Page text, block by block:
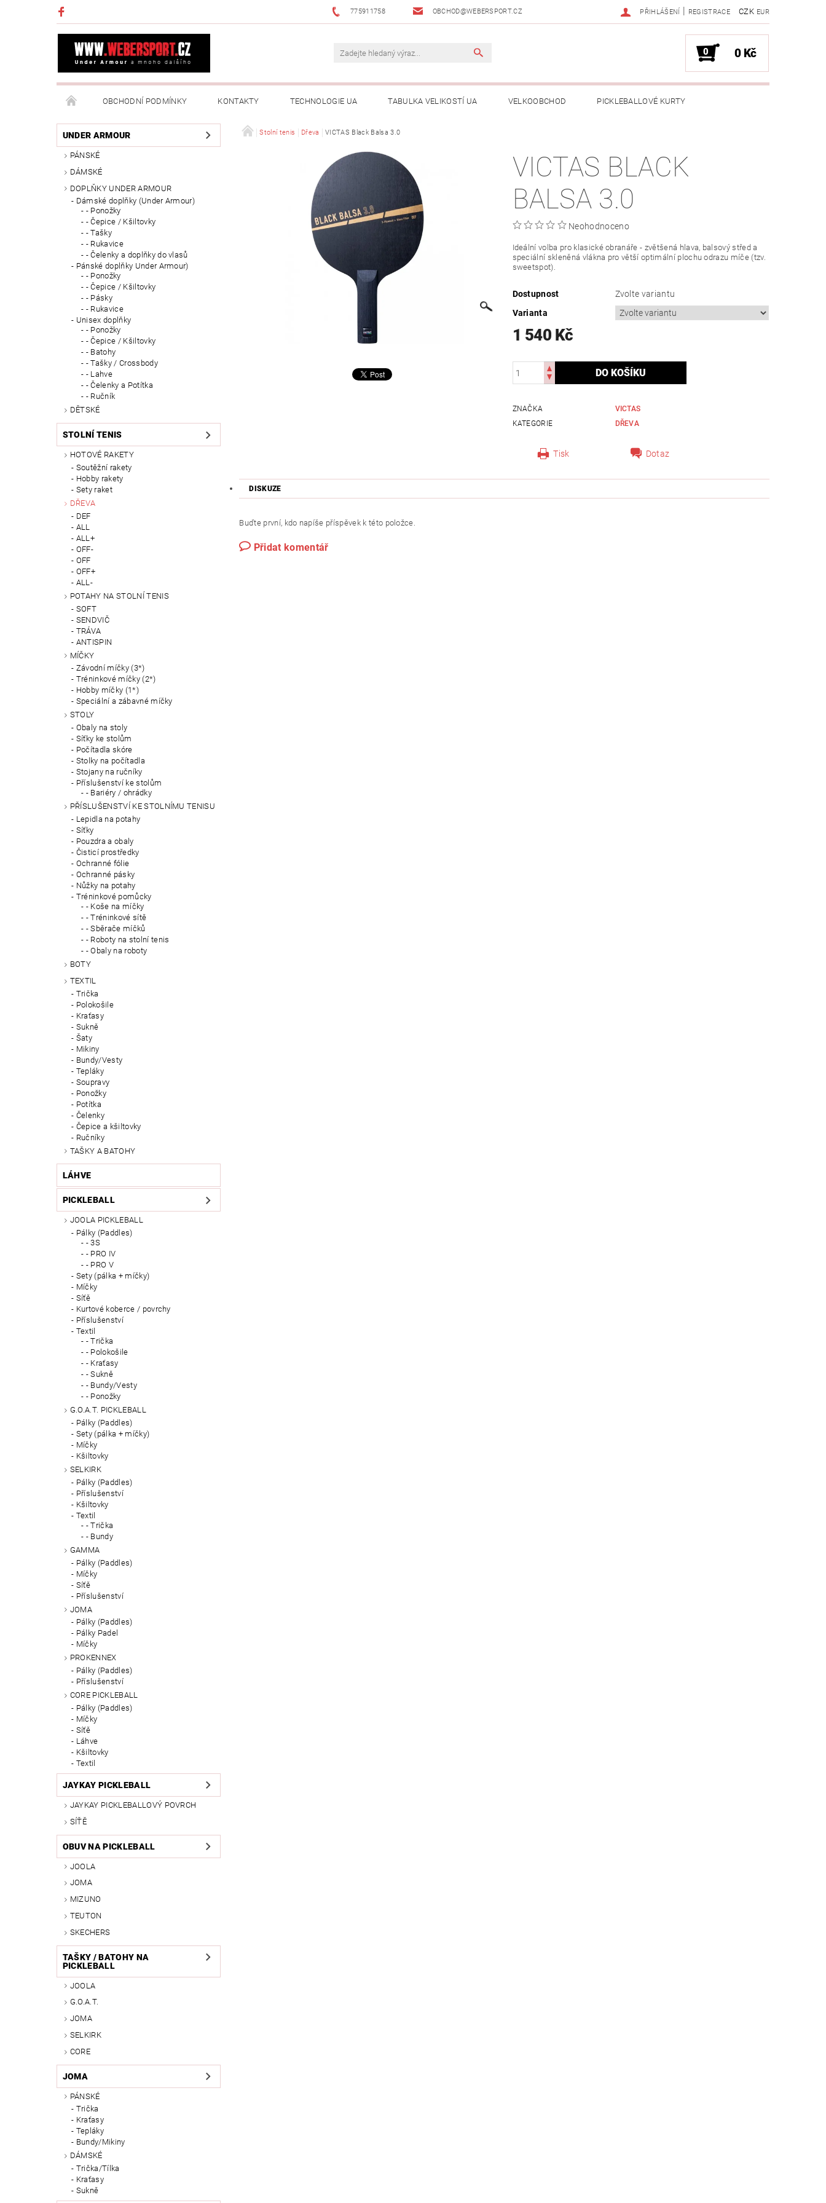
775911758 OBCHOD@WEBERSPORT.CZ CZK EUR
PŘIHLÁŠENÍ | REGISTRACE
0 0 Kč
OBCHODNÍ PODMÍNKY KONTAKTY TECHNOLOGIE UA TABULKA VELIKOSTÍ UA VELKOOBCHOD PICKLEBALLOVÉ KURTY
NAPIŠTE NÁM MOJE OBJEDNÁVKA
UNDER ARMOUR
PÁNSKÉ
DÁMSKÉ
DOPLŇKY UNDER ARMOUR
Dámské doplňky (Under Armour)
- Ponožky
- Čepice / Kšiltovky
- Tašky
- Rukavice
- Čelenky a doplňky do vlasů
Pánské doplňky Under Armour)
- Ponožky
- Čepice / Kšiltovky
- Pásky
- Rukavice
Unisex doplňky
- Ponožky
- Čepice / Kšiltovky
- Batohy
- Tašky / Crossbody
- Lahve
- Čelenky a Potítka
- Ručník
DĚTSKÉ
STOLNÍ TENIS
HOTOVÉ RAKETY
Soutěžní rakety
Hobby rakety
Sety raket
DŘEVA
DEF
ALL
ALL+
OFF-
OFF
OFF+
ALL-
POTAHY NA STOLNÍ TENIS
SOFT
SENDVIČ
TRÁVA
ANTISPIN
MÍČKY
Závodní míčky (3*)
Tréninkové míčky (2*)
Hobby míčky (1*)
Speciální a zábavné míčky
STOLY
Obaly na stoly
Síťky ke stolům
Počítadla skóre
Stolky na počítadla
Stojany na ručníky
Příslušenství ke stolům
- Bariéry / ohrádky
PŘÍSLUŠENSTVÍ KE STOLNÍMU TENISU
Lepidla na potahy
Síťky
Pouzdra a obaly
Čisticí prostředky
Ochranné fólie
Ochranné pásky
Nůžky na potahy
Tréninkové pomůcky
- Koše na míčky
- Tréninkové sítě
- Sběrače míčků
- Roboty na stolní tenis
- Obaly na roboty
BOTY
TEXTIL
Trička
Polokošile
Kraťasy
Sukně
Šaty
Mikiny
Bundy/Vesty
Tepláky
Soupravy
Ponožky
Potítka
Čelenky
Čepice a kšiltovky
Ručníky
TAŠKY A BATOHY
LÁHVE
PICKLEBALL
JOOLA PICKLEBALL
Pálky (Paddles)
- 3S
- PRO IV
- PRO V
Sety (pálka + míčky)
Míčky
Síťě
Kurtové koberce / povrchy
Příslušenství
Textil
- Trička
- Polokošile
- Kraťasy
- Sukně
- Bundy/Vesty
- Ponožky
G.O.A.T. PICKLEBALL
Pálky (Paddles)
Sety (pálka + míčky)
Míčky
Kšiltovky
SELKIRK
Pálky (Paddles)
Příslušenství
Kšiltovky
Textil
- Trička
- Bundy
GAMMA
Pálky (Paddles)
Míčky
Síťě
Příslušenství
JOMA
Pálky (Paddles)
Pálky Padel
Míčky
PROKENNEX
Pálky (Paddles)
Příslušenství
CORE PICKLEBALL
Pálky (Paddles)
Míčky
Síťě
Láhve
Kšiltovky
Textil
JAYKAY PICKLEBALL
JAYKAY PICKLEBALLOVÝ POVRCH
SÍŤĚ
OBUV NA PICKLEBALL
JOOLA
JOMA
MIZUNO
TEUTON
SKECHERS
TAŠKY / BATOHY NA
PICKLEBALL
JOOLA
G.O.A.T.
JOMA
SELKIRK
CORE
JOMA
PÁNSKÉ
Trička
Kraťasy
Tepláky
Bundy/Mikiny
DÁMSKÉ
Trička/Tílka
Kraťasy
Sukně
Stolní tenis Dřeva VICTAS Black Balsa 3.0
VICTAS BLACK
BALSA 3.0
Neohodnoceno
Ideální volba pro klasické obranáře - zvětšená hlava, balsový střed a
speciální skleněná vlákna pro větší optimální plochu odrazu míče (tzv.
sweetspot).
Dostupnost
Zvolte variantu
Varianta
1 540 Kč
ZNAČKA
VICTAS
KATEGORIE
DŘEVA
Tisk Dotaz
DISKUZE
Buďte první, kdo napíše příspěvek k této položce.
Přidat komentář